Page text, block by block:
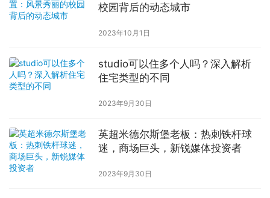
校园背后的动态城市
2023年10月1日
studio可以住多个人吗？深入解析
住宅类型的不同
2023年9月30日
英超米德尔斯堡老板：热刺铁杆球
迷，商场巨头，新锐媒体投资者
2023年9月30日